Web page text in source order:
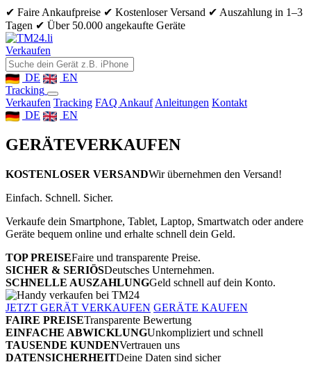
✔ Faire Ankaufpreise ✔ Kostenloser Versand ✔ Auszahlung in 1–3
Tagen ✔ Über 50.000 angekaufte Geräte
Verkaufen
DE
EN
Tracking
Verkaufen Tracking FAQ Ankauf Anleitungen Kontakt
DE
EN
GERÄTEVERKAUFEN
KOSTENLOSER VERSANDWir übernehmen den Versand!
Einfach. Schnell. Sicher.
Verkaufe dein Smartphone, Tablet, Laptop, Smartwatch oder andere
Geräte bequem online und erhalte schnell dein Geld.
TOP PREISEFaire und transparente Preise.
SICHER & SERIÖSDeutsches Unternehmen.
SCHNELLE AUSZAHLUNGGeld schnell auf dein Konto.
JETZT GERÄT VERKAUFEN GERÄTE KAUFEN
FAIRE PREISETransparente Bewertung
EINFACHE ABWICKLUNGUnkompliziert und schnell
TAUSENDE KUNDENVertrauen uns
DATENSICHERHEITDeine Daten sind sicher